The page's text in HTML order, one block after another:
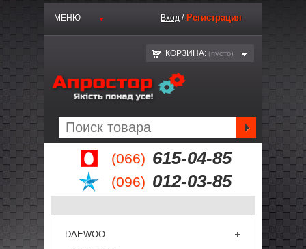
(066) 615-04-85
(096) 012-03-85
МЕНЮ Вход / Регистрация
КОРЗИНА: (пустo)
DAEWOO